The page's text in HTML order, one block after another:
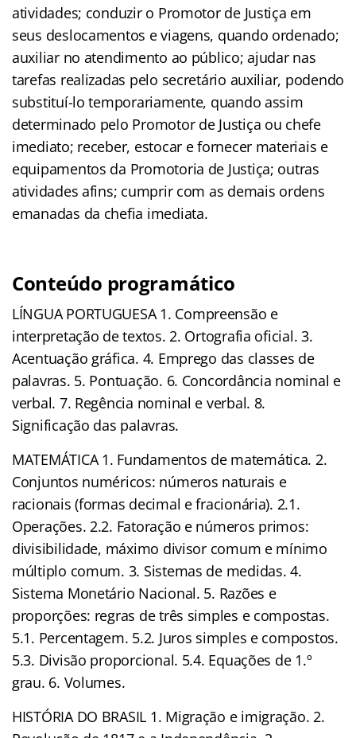
atividades; conduzir o Promotor de Justiça em
seus deslocamentos e viagens, quando ordenado;
auxiliar no atendimento ao público; ajudar nas
tarefas realizadas pelo secretário auxiliar, podendo
substituí-lo temporariamente, quando assim
determinado pelo Promotor de Justiça ou chefe
imediato; receber, estocar e fornecer materiais e
equipamentos da Promotoria de Justiça; outras
atividades afins; cumprir com as demais ordens
emanadas da chefia imediata.
Conteúdo programático
LÍNGUA PORTUGUESA 1. Compreensão e
interpretação de textos. 2. Ortografia oficial. 3.
Acentuação gráfica. 4. Emprego das classes de
palavras. 5. Pontuação. 6. Concordância nominal e
verbal. 7. Regência nominal e verbal. 8.
Significação das palavras.
MATEMÁTICA 1. Fundamentos de matemática. 2.
Conjuntos numéricos: números naturais e
racionais (formas decimal e fracionária). 2.1.
Operações. 2.2. Fatoração e números primos:
divisibilidade, máximo divisor comum e mínimo
múltiplo comum. 3. Sistemas de medidas. 4.
Sistema Monetário Nacional. 5. Razões e
proporções: regras de três simples e compostas.
5.1. Percentagem. 5.2. Juros simples e compostos.
5.3. Divisão proporcional. 5.4. Equações de 1.º
grau. 6. Volumes.
HISTÓRIA DO BRASIL 1. Migração e imigração. 2.